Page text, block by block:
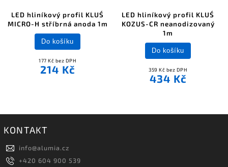
LED hliníkový profil KLUŚ
MICRO-H stříbrná anoda 1m
177 Kč bez DPH
214 Kč
Do košíku
LED hliníkový profil KLUŚ
KOZUS-CR neanodizovaný
1m
359 Kč bez DPH
434 Kč
Do košíku
KONTAKT
info@alumia.cz
+420 604 900 539